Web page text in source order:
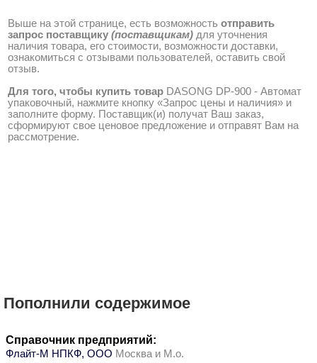
Выше на этой странице, есть возможность отправить
запрос поставщику (поставщикам) для уточнения
наличия товара, его стоимости, возможности доставки,
ознакомиться с отзывами пользователей, оставить свой
отзыв.
Для того, чтобы купить товар DASONG DP-900 - Автомат
упаковочный, нажмите кнопку «Запрос цены и наличия» и
заполните форму. Поставщик(и) получат Ваш заказ,
сформируют свое ценовое предложение и отправят Вам на
рассмотрение.
Пополнили содержимое
Справочник предприятий:
Флайт-М НПКФ, ООО Москва и М.о.